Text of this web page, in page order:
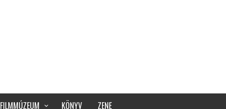
FILMMÚZEUM KÖNYV ZENE